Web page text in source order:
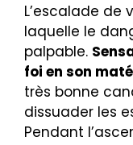
L’escalade de
laquelle le
palpable.
foi en son
très bonne
dissuader les
Pendant